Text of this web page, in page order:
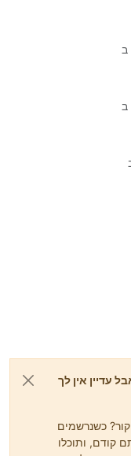
ב
ב
עדיין אין לך
כשנרשמים
קודם, ותוכלו